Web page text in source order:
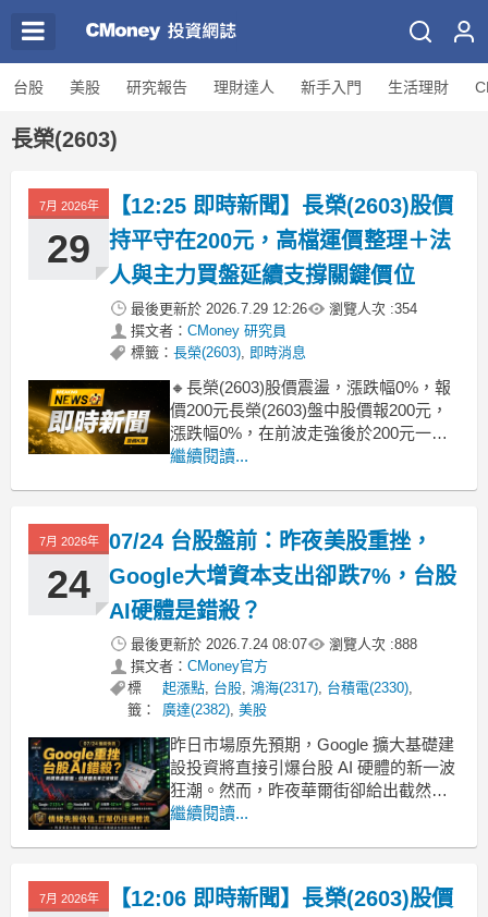
台股 美股 研究報告 理財達人 新手入門 生活理財
長榮(2603)
7月 2026年
29
【12:25 即時新聞】長榮(2603)股價
持平守在200元，高檔運價整理＋法
人與主力買盤延續支撐關鍵價位
最後更新於 2026.7.29 12:26 瀏覽人次 :354
撰文者： CMoney 研究員
標籤： 長榮(2603), 即時消息
🔸長榮(2603)股價震盪，漲跌幅0%，報
價200元長榮(2603)盤中股價報200元，
漲跌幅0%，在前波走強後於200元一線
呈現橫向震盪。現階段股價變動主因仍
體運價仍維持遠高於年初水準，資金將
此視為景氣延續而非反轉，因此願意
繼續閱讀...
7月 2026年
24
07/24 台股盤前：昨夜美股重挫，
Google大增資本支出卻跌7%，台股
AI硬體是錯殺？
最後更新於 2026.7.24 08:07 瀏覽人次 :888
撰文者： CMoney官方
標
籤：
起漲點, 台股, 鴻海(2317), 台積電(2330),
廣達(2382), 美股
昨日市場原先預期，Google 擴大基礎建
設投資將直接引爆台股 AI 硬體的新一波
狂潮。然而，昨夜華爾街卻給出截然不
同的反應：Google 確實確認了龐大的資
不僅拖累美股大盤，也連帶影響台指期
夜盤表現。不過，剝開美國軟體與品牌
繼續閱讀...
7月 2026年
【12:06 即時新聞】長榮(2603)股價